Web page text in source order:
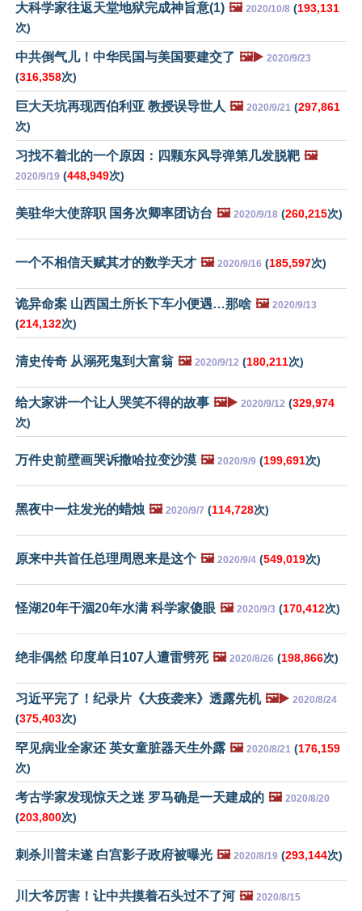
大科学家往返天堂地狱完成神旨意(1) 🖼️ 2020/10/8 (193,131
次)
中共倒气儿！中华民国与美国要建交了 🖼️▶️ 2020/9/23
(316,358次)
巨大天坑再现西伯利亚 教授误导世人 🖼️ 2020/9/21 (297,861
次)
习找不着北的一个原因：四颗东风导弹第几发脱靶 🖼️
2020/9/19 (448,949次)
美驻华大使辞职 国务次卿率团访台 🖼️ 2020/9/18 (260,215次)
一个不相信天赋其才的数学天才 🖼️ 2020/9/16 (185,597次)
诡异命案 山西国土所长下车小便遇…那啥 🖼️ 2020/9/13
(214,132次)
清史传奇 从溺死鬼到大富翁 🖼️ 2020/9/12 (180,211次)
给大家讲一个让人哭笑不得的故事 🖼️▶️ 2020/9/12 (329,974
次)
万件史前壁画哭诉撒哈拉变沙漠 🖼️ 2020/9/9 (199,691次)
黑夜中一炷发光的蜡烛 🖼️ 2020/9/7 (114,728次)
原来中共首任总理周恩来是这个 🖼️ 2020/9/4 (549,019次)
怪湖20年干涸20年水满 科学家傻眼 🖼️ 2020/9/3 (170,412次)
绝非偶然 印度单日107人遭雷劈死 🖼️ 2020/8/26 (198,866次)
习近平完了！纪录片《大疫袭来》透露先机 🖼️▶️ 2020/8/24
(375,403次)
罕见病业全家还 英女童脏器天生外露 🖼️ 2020/8/21 (176,159
次)
考古学家发现惊天之迷 罗马确是一天建成的 🖼️ 2020/8/20
(203,800次)
刺杀川普未遂 白宫影子政府被曝光 🖼️ 2020/8/19 (293,144次)
川大爷厉害！让中共摸着石头过不了河 🖼️ 2020/8/15